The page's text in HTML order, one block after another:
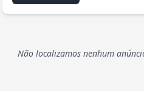
Não localizamos nenhum